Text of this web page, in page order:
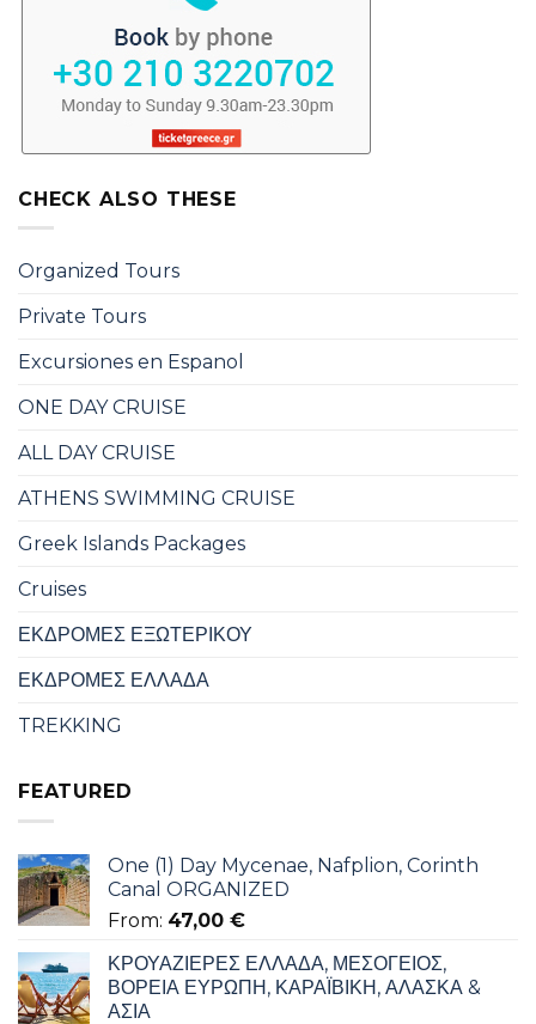
CHECK ALSO THESE
Organized Tours
Private Tours
Excursiones en Espanol
ONE DAY CRUISE
ALL DAY CRUISE
ATHENS SWIMMING CRUISE
Greek Islands Packages
Cruises
ΕΚΔΡΟΜΕΣ ΕΞΩΤΕΡΙΚΟΥ
ΕΚΔΡΟΜΕΣ ΕΛΛΑΔΑ
TREKKING
FEATURED
One (1) Day Mycenae, Nafplion, Corinth
Canal ORGANIZED
From: 47,00 €
ΚΡΟΥΑΖΙΕΡΕΣ ΕΛΛΑΔΑ, ΜΕΣΟΓΕΙΟΣ,
ΒΟΡΕΙΑ ΕΥΡΩΠΗ, ΚΑΡΑΪΒΙΚΗ, ΑΛΑΣΚΑ &
ΑΣΙΑ